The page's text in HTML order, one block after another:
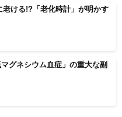
老ける!?「老化時計」が明かす
グネシウム血症」の重大な副